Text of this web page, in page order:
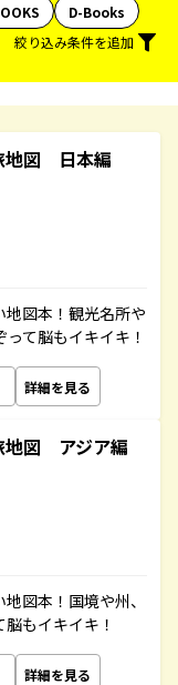
D-Books
絞り込み条件を追加
地図 日本編
地図本！観光名所や
て脳もイキイキ！
詳細を見る
図 アジア編
図本！国境や州、
もイキイキ！
詳細を見る